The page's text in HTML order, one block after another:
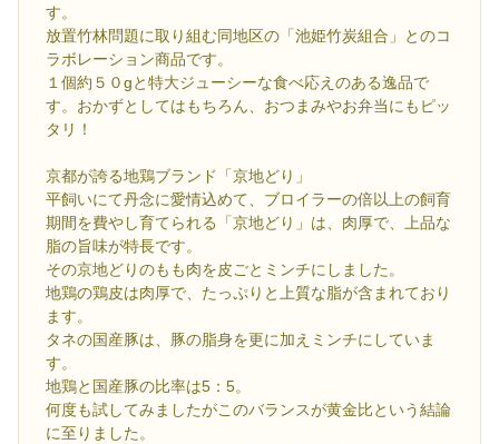
す。
放置竹林問題に取り組む同地区の「池姫竹炭組合」とのコ
ラボレーション商品です。
１個約５０gと特大ジューシーな食べ応えのある逸品で
す。おかずとしてはもちろん、おつまみやお弁当にもピッ
タリ！
京都が誇る地鶏ブランド「京地どり」
平飼いにて丹念に愛情込めて、ブロイラーの倍以上の飼育
期間を費やし育てられる「京地どり」は、肉厚で、上品な
脂の旨味が特長です。
その京地どりのもも肉を皮ごとミンチにしました。
地鶏の鶏皮は肉厚で、たっぷりと上質な脂が含まれており
ます。
タネの国産豚は、豚の脂身を更に加えミンチにしていま
す。
地鶏と国産豚の比率は5：5。
何度も試してみましたがこのバランスが黄金比という結論
に至りました。